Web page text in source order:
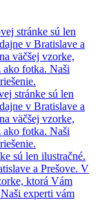
stránke sú len
v Bratislave a
väčšej vzorke,
ako fotka. Naši
stránke sú len
v Bratislave a
väčšej vzorke,
ako fotka. Naši
sú len ilustračné.
a Prešove. V
ktorá Vám
experti vám